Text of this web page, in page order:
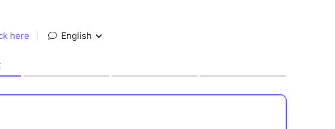
de leur donner corps afin de les libérer et de nous
occasion.
d'atelier de conscientisation chamanique et des rituels de